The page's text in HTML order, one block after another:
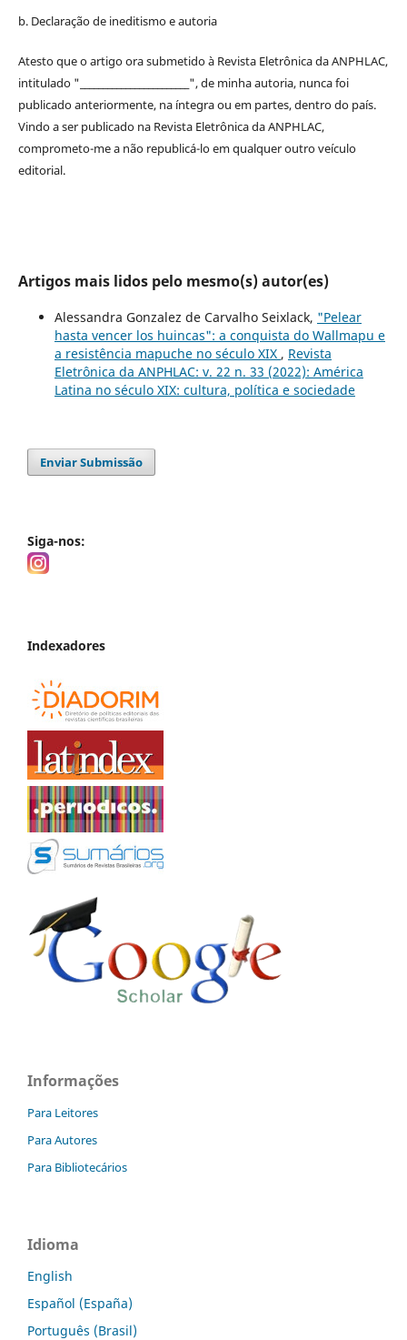
b. Declaração de ineditismo e autoria
Atesto que o artigo ora submetido à Revista Eletrônica da ANPHLAC,
intitulado "________________________", de minha autoria, nunca foi
publicado anteriormente, na íntegra ou em partes, dentrodo país.
Vindo a ser publicado na Revista Eletrônica da ANPHLAC,
comprometo-me a não republicá-lo em qualquer outro veículo
editorial.
Artigos mais lidos pelo mesmo(s) autor(es)
Alessandra Gonzalez de Carvalho Seixlack, "Pelear
hasta vencer los huincas": a conquista do Wallmapu e
a resistência mapuche no século XIX , Revista
Eletrônica da ANPHLAC: v. 22 n. 33 (2022): América
Latina no século XIX: cultura, política e sociedade
Enviar Submissão
Siga-nos:
Indexadores
Informações
Para Leitores
Para Autores
Para Bibliotecários
Idioma
English
Español (España)
Português (Brasil)